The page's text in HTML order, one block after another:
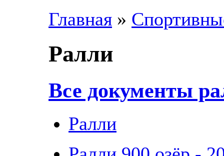
Главная »
Ралли
Все документы
Ралли